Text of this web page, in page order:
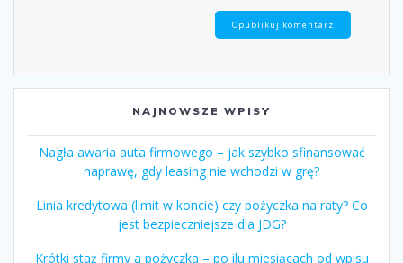
NAJNOWSZE WPISY
Nagła awaria auta firmowego – jak szybko sfinansować
naprawę, gdy leasing nie wchodzi w grę?
Linia kredytowa (limit w koncie) czy pożyczka na raty? Co
jest bezpieczniejsze dla JDG?
Krótki staż firmy a pożyczka – po ilu miesiącach od wpisu